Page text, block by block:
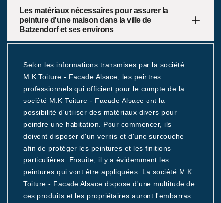
Les matériaux nécessaires pour assurer la
peinture d'une maison dans la ville de
Batzendorf et ses environs
Selon les informations transmises par la société
M.K Toiture - Facade Alsace, les peintres
professionnels qui officient pour le compte de la
société M.K Toiture - Facade Alsace ont la
possibilité d'utiliser des matériaux divers pour
peindre une habitation. Pour commencer, ils
doivent disposer d'un vernis et d'une surcouche
afin de protéger les peintures et les finitions
particulières. Ensuite, il y a évidemment les
peintures qui vont être appliquées. La société M.K
Toiture - Facade Alsace dispose d'une multitude de
ces produits et les propriétaires auront l'embarras